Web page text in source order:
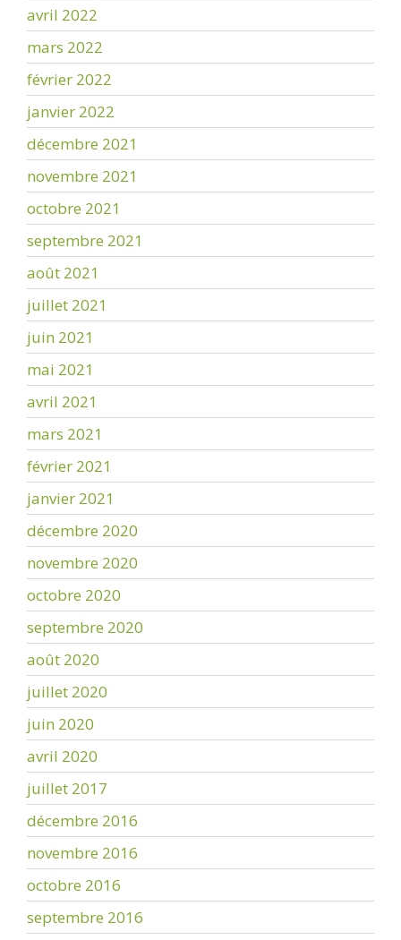
avril 2022
mars 2022
février 2022
janvier 2022
décembre 2021
novembre 2021
octobre 2021
septembre 2021
août 2021
juillet 2021
juin 2021
mai 2021
avril 2021
mars 2021
février 2021
janvier 2021
décembre 2020
novembre 2020
octobre 2020
septembre 2020
août 2020
juillet 2020
juin 2020
avril 2020
juillet 2017
décembre 2016
novembre 2016
octobre 2016
septembre 2016